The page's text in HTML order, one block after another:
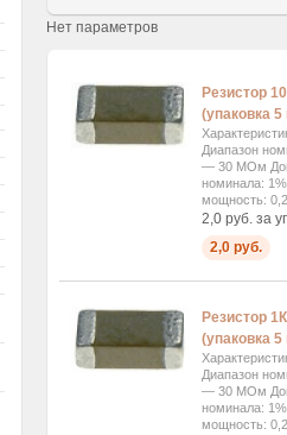
Нет параметров
Резистор
(упаковка 5
Диапазон
— 30 МОм
номинала:
мощность:
2,0 руб. за
2,0 руб.
Резистор
(упаковка 5
Диапазон
— 30 МОм
номинала:
мощность: